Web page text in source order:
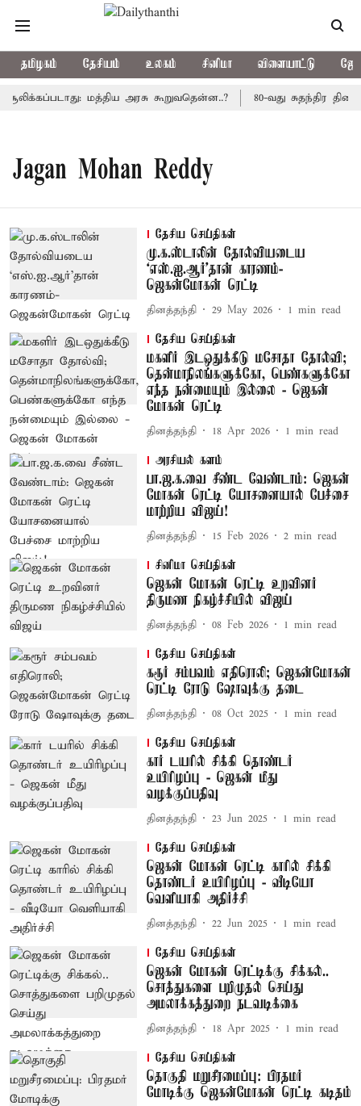
தமிழகம் தேசியம் உலகம் சினிமா விளையாட்டு
மத்திய அரசு கூறுவதென்ன..? 80-வது சுதந்திர
Jagan Mohan Reddy
தேசிய செய்திகள்
மு.க.ஸ்டாலின் தோல்வியடைய
‘எஸ்.ஐ.ஆர்’தான் காரணம்-
ஜெகன்மோகன் ரெட்டி
தினத்தந்தி 29 May 2026 1 min read
தேசிய செய்திகள்
மகளிர் இடஒதுக்கீடு மசோதா தோல்வி;
தென்மாநிலங்களுக்கோ, பெண்களுக்கோ
எந்த நன்மையும் இல்லை - ஜெகன்
மோகன் ரெட்டி
தினத்தந்தி 18 Apr 2026 1 min read
அரசியல் களம்
பா.ஜ.க.வை சீண்ட வேண்டாம்: ஜெகன்
மோகன் ரெட்டி யோசனையால் பேச்சை
மாற்றிய விஜய்!
தினத்தந்தி 15 Feb 2026 2 min read
சினிமா செய்திகள்
ஜெகன் மோகன் ரெட்டி உறவினர்
திருமண நிகழ்ச்சியில் விஜய்
தினத்தந்தி 08 Feb 2026 1 min read
தேசிய செய்திகள்
கரூர் சம்பவம் எதிரொலி; ஜெகன்மோகன்
ரெட்டி ரோடு ஷோவுக்கு தடை
தினத்தந்தி 08 Oct 2025 1 min read
தேசிய செய்திகள்
கார் டயரில் சிக்கி தொண்டர்
உயிரிழப்பு - ஜெகன் மீது
வழக்குப்பதிவு
தினத்தந்தி 23 Jun 2025 1 min read
தேசிய செய்திகள்
ஜெகன் மோகன் ரெட்டி காரில் சிக்கி
தொண்டர் உயிரிழப்பு - வீடியோ
வெளியாகி அதிர்ச்சி
தினத்தந்தி 22 Jun 2025 1 min read
தேசிய செய்திகள்
ஜெகன் மோகன் ரெட்டிக்கு சிக்கல்..
சொத்துகளை பறிமுதல் செய்து
அமலாக்கத்துறை நடவடிக்கை
தினத்தந்தி 18 Apr 2025 1 min read
தேசிய செய்திகள்
தொகுதி மறுசீரமைப்பு: பிரதமர்
மோடிக்கு ஜெகன்மோகன் ரெட்டி கடிதம்